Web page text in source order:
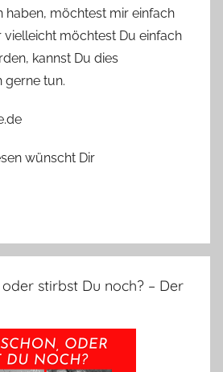
haben, möchtest mir einfach
möchtest Du einfach
kannst Du dies
gerne tun.
wünscht Dir
stirbst Du noch? – Der